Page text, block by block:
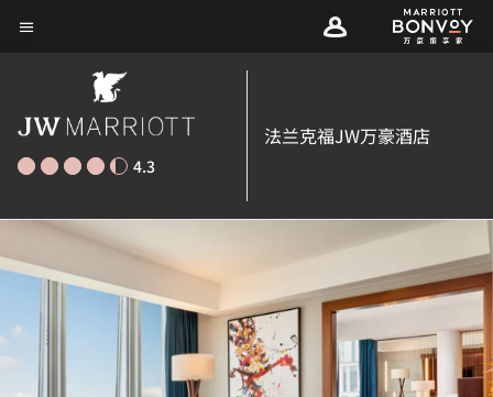
Skip
4.3
法兰克福JW万豪酒店